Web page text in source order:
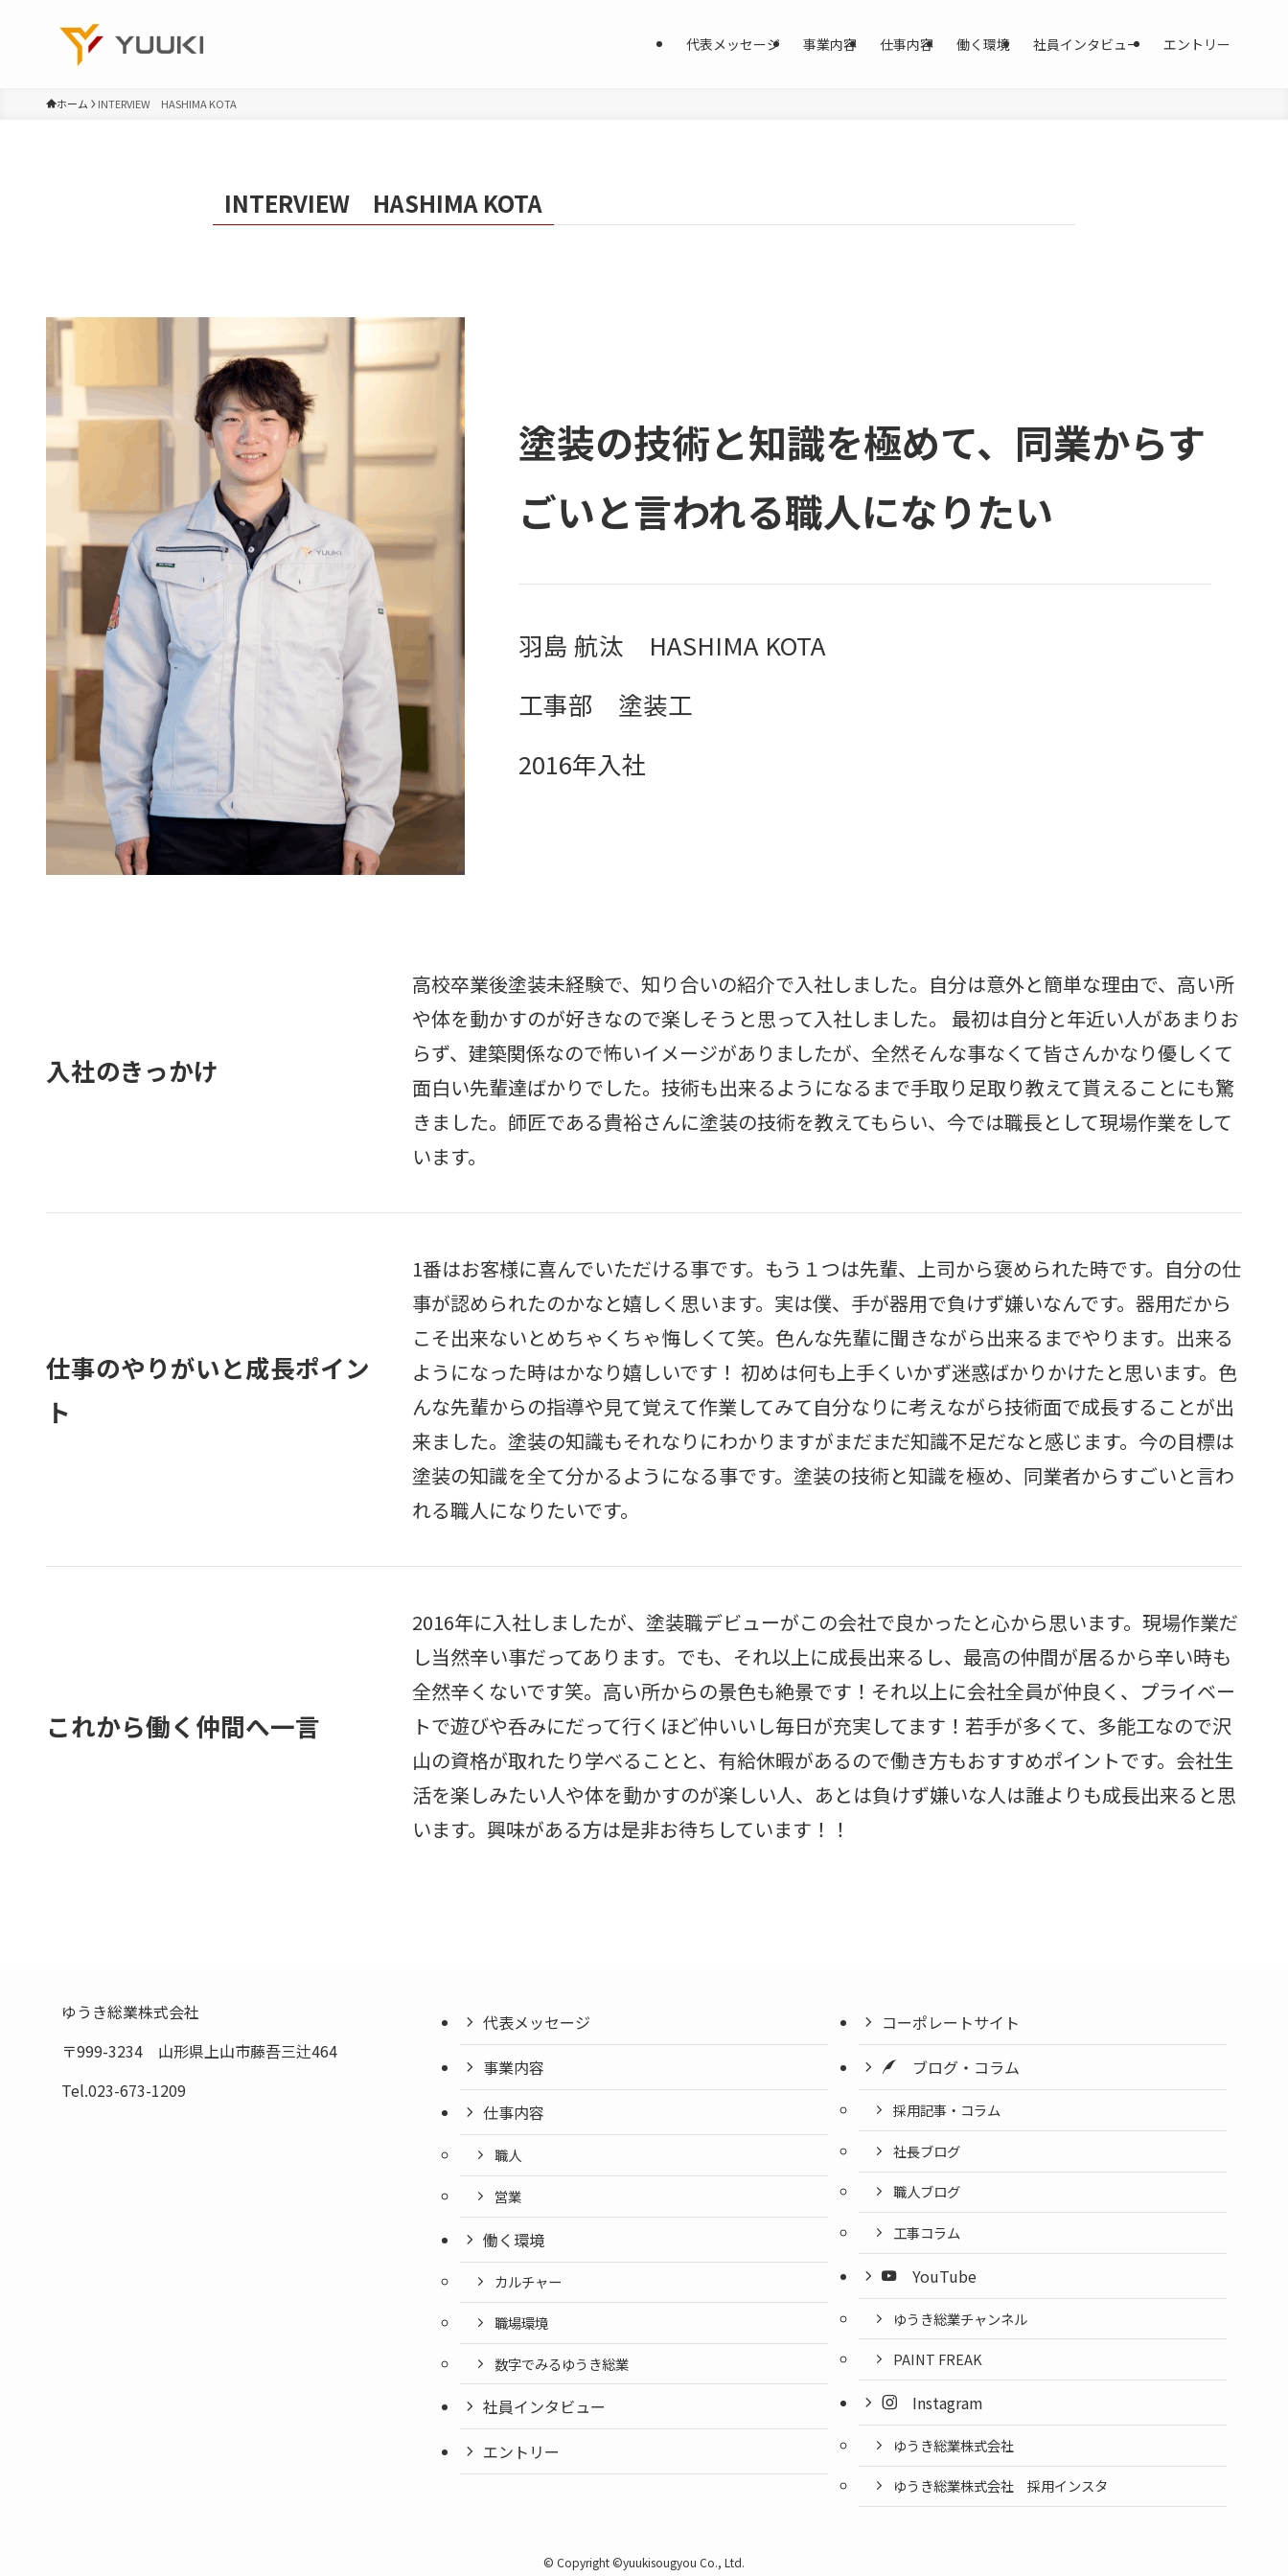
代表メッセージ 事業内容 仕事内容 働く環境 社員インタビュー エントリー
ホーム INTERVIEW HASHIMA KOTA
INTERVIEW HASHIMA KOTA
塗装の技術と知識を極めて、同業からす
ごいと言われる職人になりたい
羽島 航汰 HASHIMA KOTA
工事部 塗装工
2016年入社
入社のきっかけ
高校卒業後塗装未経験で、知り合いの紹介で入社しました。自分は意外と簡単な理由で、高い所
や体を動かすのが好きなので楽しそうと思って入社しました。 最初は自分と年近い人があまりお
らず、建築関係なので怖いイメージがありましたが、全然そんな事なくて皆さんかなり優しくて
面白い先輩達ばかりでした。技術も出来るようになるまで手取り足取り教えて貰えることにも驚
きました。師匠である貴裕さんに塗装の技術を教えてもらい、今では職長として現場作業をして
います。
仕事のやりがいと成長ポイン
ト
1番はお客様に喜んでいただける事です。もう１つは先輩、上司から褒められた時です。自分の仕
事が認められたのかなと嬉しく思います。実は僕、手が器用で負けず嫌いなんです。器用だから
こそ出来ないとめちゃくちゃ悔しくて笑。色んな先輩に聞きながら出来るまでやります。出来る
ようになった時はかなり嬉しいです！ 初めは何も上手くいかず迷惑ばかりかけたと思います。色
んな先輩からの指導や見て覚えて作業してみて自分なりに考えながら技術面で成長することが出
来ました。塗装の知識もそれなりにわかりますがまだまだ知識不足だなと感じます。今の目標は
塗装の知識を全て分かるようになる事です。塗装の技術と知識を極め、同業者からすごいと言わ
れる職人になりたいです。
これから働く仲間へ一言
2016年に入社しましたが、塗装職デビューがこの会社で良かったと心から思います。現場作業だ
し当然辛い事だってあります。でも、それ以上に成長出来るし、最高の仲間が居るから辛い時も
全然辛くないです笑。高い所からの景色も絶景です！それ以上に会社全員が仲良く、プライベー
トで遊びや呑みにだって行くほど仲いいし毎日が充実してます！若手が多くて、多能工なので沢
山の資格が取れたり学べることと、有給休暇があるので働き方もおすすめポイントです。会社生
活を楽しみたい人や体を動かすのが楽しい人、あとは負けず嫌いな人は誰よりも成長出来ると思
います。興味がある方は是非お待ちしています！！
ゆうき総業株式会社
〒999-3234 山形県上山市藤吾三辻464
Tel.023-673-1209
代表メッセージ
事業内容
仕事内容
職人
営業
働く環境
カルチャー
職場環境
数字でみるゆうき総業
社員インタビュー
エントリー
コーポレートサイト
ブログ・コラム
採用記事・コラム
社長ブログ
職人ブログ
工事コラム
YouTube
ゆうき総業チャンネル
PAINT FREAK
Instagram
ゆうき総業株式会社
ゆうき総業株式会社 採用インスタ
© Copyright ©yuukisougyou Co., Ltd.